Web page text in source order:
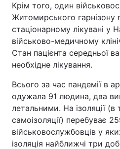
Крім того, один
Житомирського гарнізону
стаціонарному лікувані у
військово-медичному
Стан пацієнта середньої
необхідне лікування.
Всього за час пандемії в
одужала 91 людина, два
летальними. На ізоляції (в
самоізоляції) перебуває
військовослужбовців у
ізоляція найближчі три